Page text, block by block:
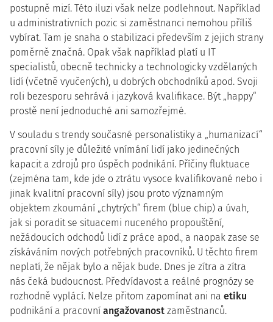
postupně mizí. Této iluzi však nelze podlehnout. Například
u administrativních pozic si zaměstnanci nemohou příliš
vybírat. Tam je snaha o stabilizaci především z jejich strany
poměrně značná. Opak však například platí u IT
specialistů, obecně technicky a technologicky vzdělaných
lidí (včetně vyučených), u dobrých obchodníků apod. Svoji
roli bezesporu sehrává i jazyková kvalifikace. Být „happy“
prostě není jednoduché ani samozřejmé.
V souladu s trendy současné personalistiky a „humanizací“
pracovní síly je důležité vnímání lidí jako jedinečných
kapacit a zdrojů pro úspěch podnikání. Příčiny fluktuace
(zejména tam, kde jde o ztrátu vysoce kvalifikované nebo i
jinak kvalitní pracovní síly) jsou proto významným
objektem zkoumání „chytrých“ firem (blue chip) a úvah,
jak si poradit se situacemi nuceného propouštění,
nežádoucích odchodů lidí z práce apod., a naopak zase se
získáváním nových potřebných pracovníků. U těchto firem
neplatí, že nějak bylo a nějak bude. Dnes je zítra a zítra
nás čeká budoucnost. Předvídavost a reálné prognózy se
rozhodně vyplácí. Nelze přitom zapomínat ani na etiku
podnikání a pracovní angažovanost zaměstnanců.